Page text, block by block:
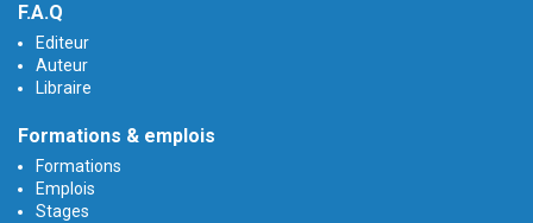
F.A.Q
Editeur
Auteur
Libraire
Formations & emplois
Formations
Emplois
Stages